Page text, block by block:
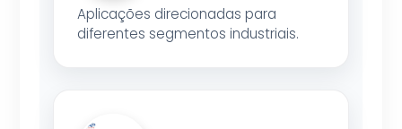
Aplicações direcionadas para
diferentes segmentos industriais.